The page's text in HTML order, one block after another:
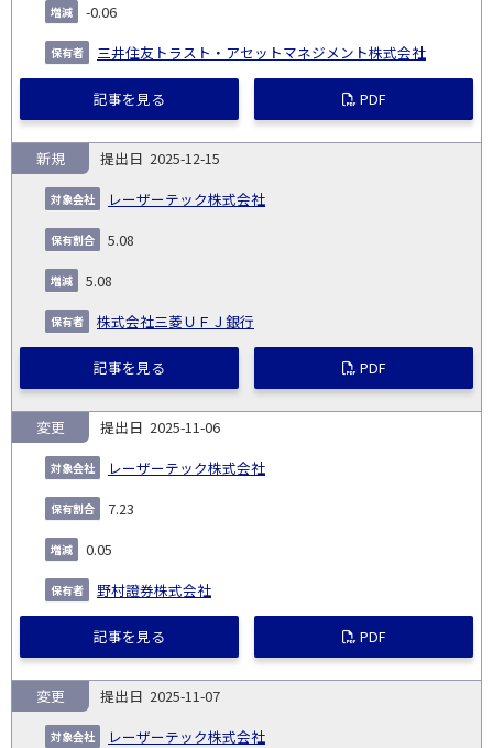
-0.06
三井住友トラスト・アセットマネジメント株式会社
記事を見る PDF
2025-12-15
レーザーテック株式会社
新規
5.08
5.08
株式会社三菱ＵＦＪ銀行
記事を見る PDF
2025-11-06
レーザーテック株式会社
変更
7.23
0.05
野村證券株式会社
記事を見る PDF
2025-11-07
レーザーテック株式会社
変更